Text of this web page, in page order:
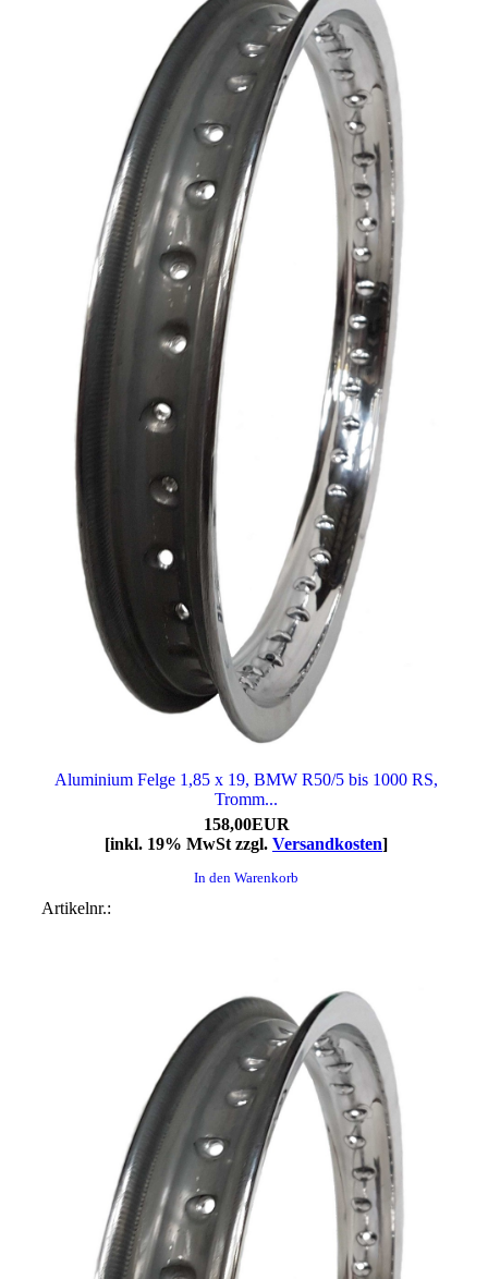
Aluminium Felge 1,85 x 19, BMW R50/5 bis 1000 RS,
Tromm...
158,00EUR
[inkl. 19% MwSt zzgl. Versandkosten]
In den Warenkorb
Artikelnr.: